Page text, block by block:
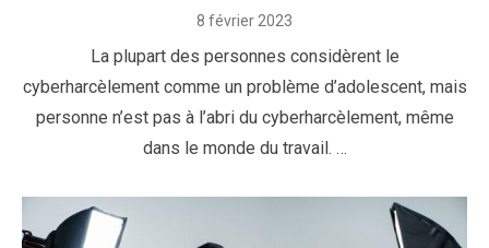
Posted
8 février 2023
La plupart des personnes considèrent le
cyberharcèlement comme un problème d’adolescent, mais
personne n’est pas à l’abri du cyberharcèlement, même
dans le monde du travail. …